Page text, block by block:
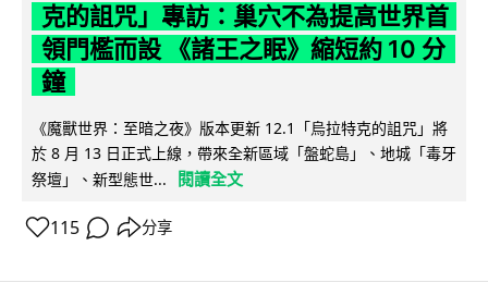
克的詛咒」專訪：巢穴不為提高世界首
領門檻而設 《諸王之眠》縮短約 10 分
鐘
《魔獸世界：至暗之夜》版本更新 12.1「烏拉特克的詛咒」將
於 8 月 13 日正式上線，帶來全新區域「盤蛇島」、地城「毒牙
祭壇」、新型態世...
閱讀全文
115 分享